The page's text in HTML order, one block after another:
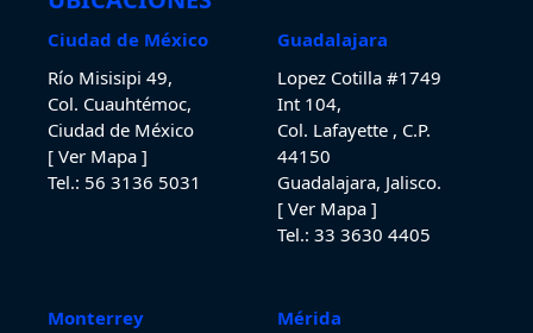
Ciudad de México
Río Misisipi 49,
Col. Cuauhtémoc,
Ciudad de México
[ Ver Mapa ]
Tel.: 56 3136 5031
Guadalajara
Lopez Cotilla #1749
Int 104,
Col. Lafayette , C.P.
44150
Guadalajara, Jalisco.
[ Ver Mapa ]
Tel.: 33 3630 4405
Monterrey
Mérida